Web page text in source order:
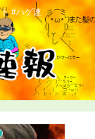
#ハゲ速